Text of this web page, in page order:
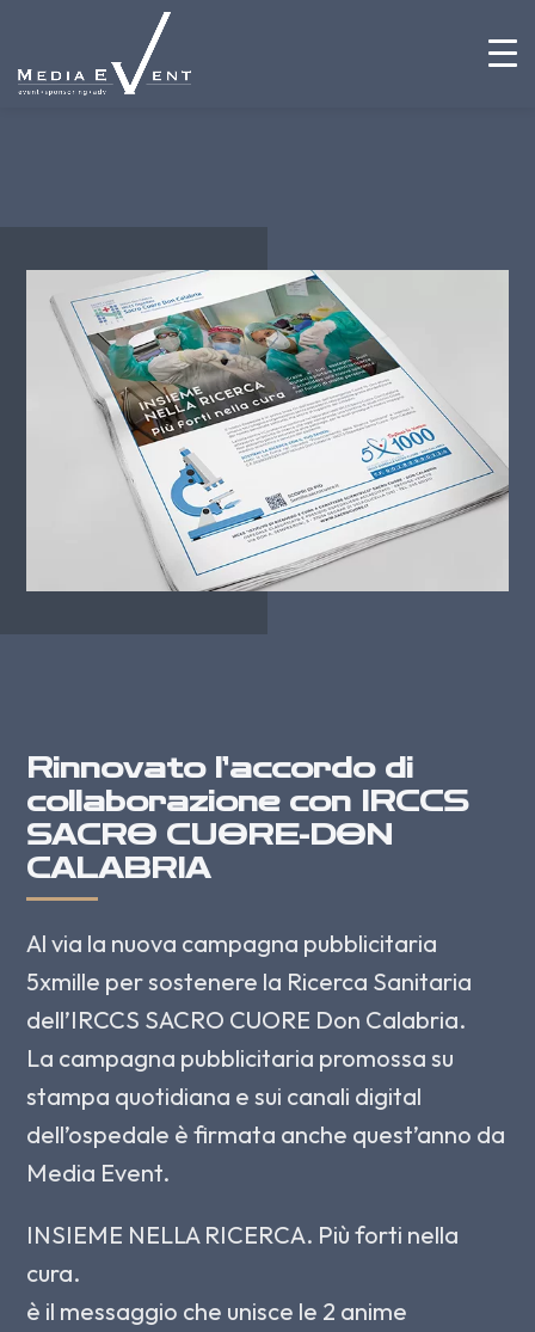
Rinnovato l’accordo di
collaborazione con IRCCS
SACRO CUORE-DON
CALABRIA
Al via la nuova campagna pubblicitaria
5xmille per sostenere la Ricerca Sanitaria
dell’IRCCS SACRO CUORE Don Calabria.
La campagna pubblicitaria promossa su
stampa quotidiana e sui canali digital
dell’ospedale è firmata anche quest’anno da
Media Event.
INSIEME NELLA RICERCA. Più forti nella
cura.
è il messaggio che unisce le 2 anime